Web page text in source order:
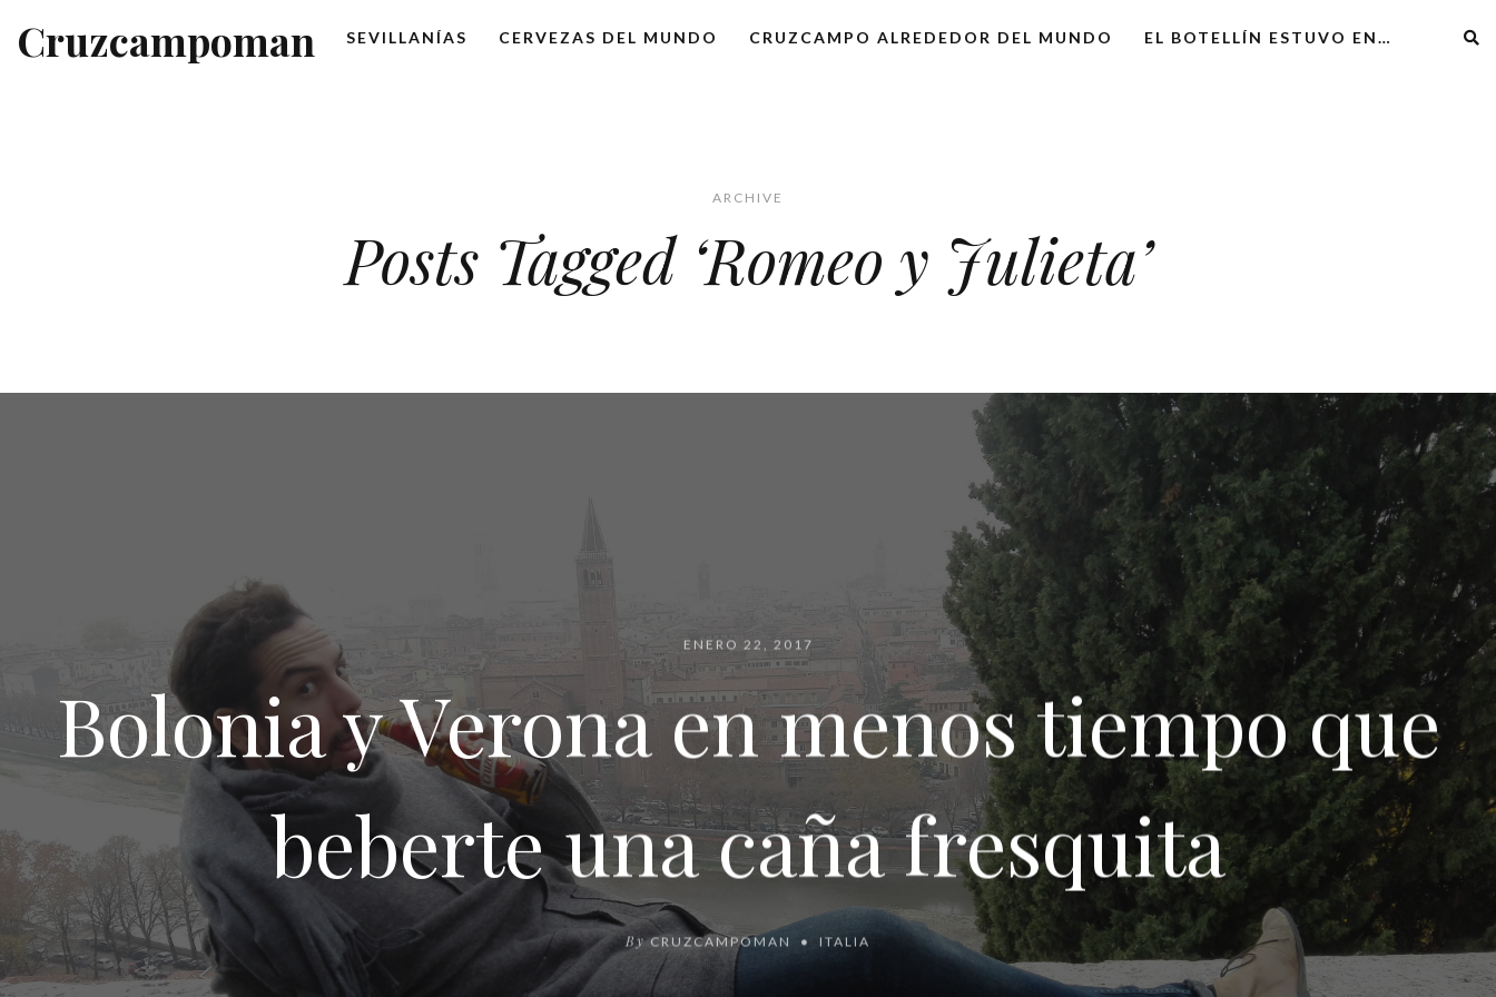
Cruzcampoman SEVILLANÍAS CERVEZAS DEL MUNDO CRUZCAMPO ALREDEDOR DEL MUNDO EL BOTELLÍN ESTUVO EN…
ARCHIVE
Posts Tagged ‘Romeo y Julieta’
ENERO 22, 2017
Bolonia y Verona en menos tiempo que
beberte una caña fresquita
By CRUZCAMPOMAN ITALIA